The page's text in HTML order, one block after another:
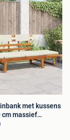
met kussens
cm massief